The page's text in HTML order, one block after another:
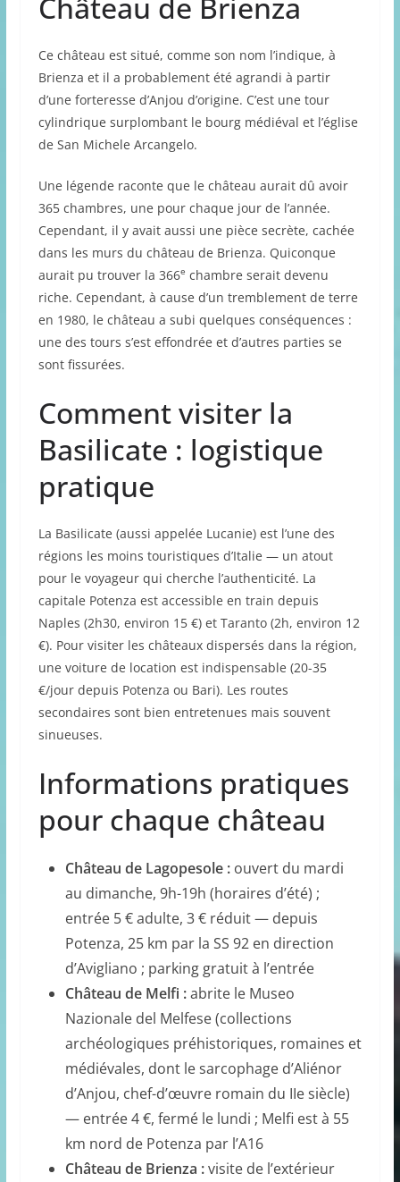
Ce château est situé, comme son nom l’indique, à
Brienza et il a probablement été agrandi à partir
d’une forteresse d’Anjou d’origine. C’est une tour
cylindrique surplombant le bourg médiéval et l’église
de San Michele Arcangelo.
Une légende raconte que le château aurait dû avoir
365 chambres, une pour chaque jour de l’année.
Cependant, il y avait aussi une pièce secrète, cachée
dans les murs du château de Brienza. Quiconque
aurait pu trouver la 366e chambre serait devenu
riche. Cependant, à cause d’un tremblement de terre
en 1980, le château a subi quelques conséquences :
une des tours s’est effondrée et d’autres parties se
sont fissurées.
Comment visiter la
Basilicate : logistique
pratique
La Basilicate (aussi appelée Lucanie) est l’une des
régions les moins touristiques d’Italie — un atout
pour le voyageur qui cherche l’authenticité. La
capitale Potenza est accessible en train depuis
Naples (2h30, environ 15 €) et Taranto (2h, environ 12
€). Pour visiter les châteaux dispersés dans la région,
une voiture de location est indispensable (20-35
€/jour depuis Potenza ou Bari). Les routes
secondaires sont bien entretenues mais souvent
sinueuses.
Informations pratiques
pour chaque château
Château de Lagopesole :ouvert du mardi
au dimanche, 9h-19h (horaires d’été) ;
entrée 5 € adulte, 3 € réduit — depuis
Potenza, 25 km par la SS 92 en direction
d’Avigliano ; parking gratuit à l’entrée
Château de Melfi :abrite le Museo
Nazionale del Melfese (collections
archéologiques préhistoriques, romaines et
médiévales, dont le sarcophage d’Aliénor
d’Anjou, chef-d’œuvre romain du IIe siècle)
— entrée 4 €, fermé le lundi ; Melfi est à 55
km nord de Potenza par l’A16
Château de Brienza :visite de l’extérieur